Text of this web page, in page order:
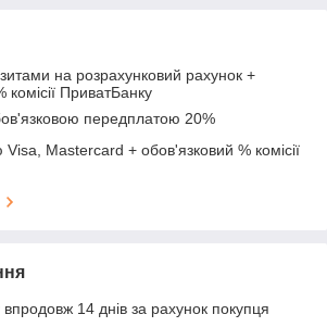
на розрахунковий рахунок +
комісії ПриватБанку
передплатою 20%
Mastercard + обов'язковий % комісії
14 днів за рахунок покупця